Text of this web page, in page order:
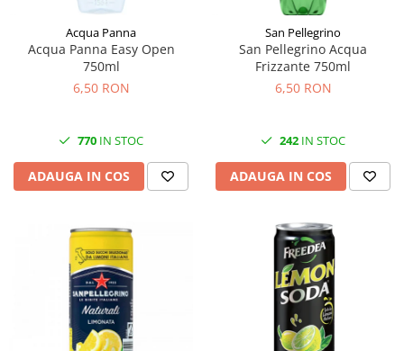
Acqua Panna
Acqua Panna Easy Open
750ml
6,50 RON
770 IN STOC
ADAUGA IN COS
San Pellegrino
San Pellegrino Acqua
Frizzante 750ml
6,50 RON
242 IN STOC
ADAUGA IN COS